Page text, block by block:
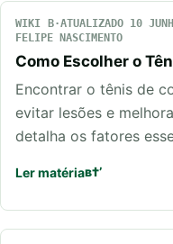
WIKI ATUALIZADO 10
FELIPE NASCIMENTO
Como Escolher o
Encontrar o tênis de
evitar lesões e
detalha os fatores
Ler matéria